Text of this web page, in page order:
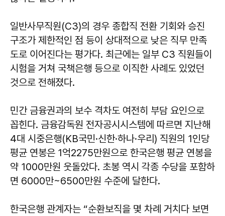
일반사무직원(C3)의 경우 종합직 전환 기회와 승진
구조가 제한적인 점 등이 상대적으로 낮은 직무 만족
도로 이어진다는 평가다. 최근에는 일부 C3 직원들이
시험을 거쳐 국책은행 등으로 이직한 사례도 있었던
것으로 전해졌다.
민간 금융권과의 보수 격차도 여전히 부담 요인으로
꼽힌다. 금융감독원 전자공시시스템에 따르면 지난해
4대 시중은행(KB국민·신한·하나·우리) 직원의 1인당
평균 연봉은 1억2275만원으로 한국은행 평균 연봉을
약 1000만원 웃돌았다. 초봉 역시 각종 수당을 포함하
면 6000만~6500만원 수준에 달한다.
한국은행 관계자는 “순환보직을 몇 차례 거치다 보면